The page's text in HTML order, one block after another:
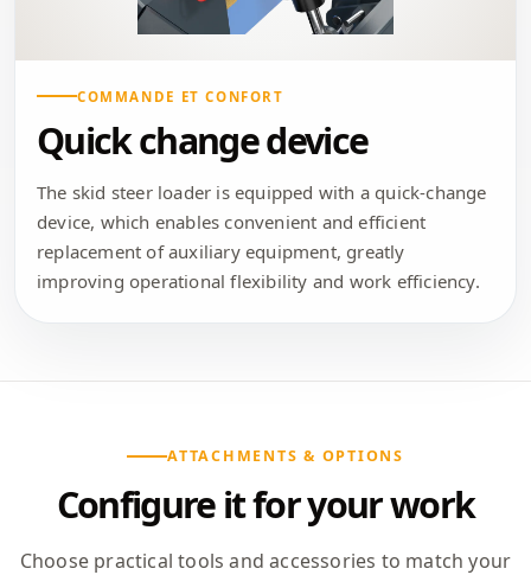
COMMANDE ET CONFORT
Quick change device
The skid steer loader is equipped with a quick-change
device, which enables convenient and efficient
replacement of auxiliary equipment, greatly
improving operational flexibility and work efficiency.
ATTACHMENTS & OPTIONS
Configure it for your work
Choose practical tools and accessories to match your